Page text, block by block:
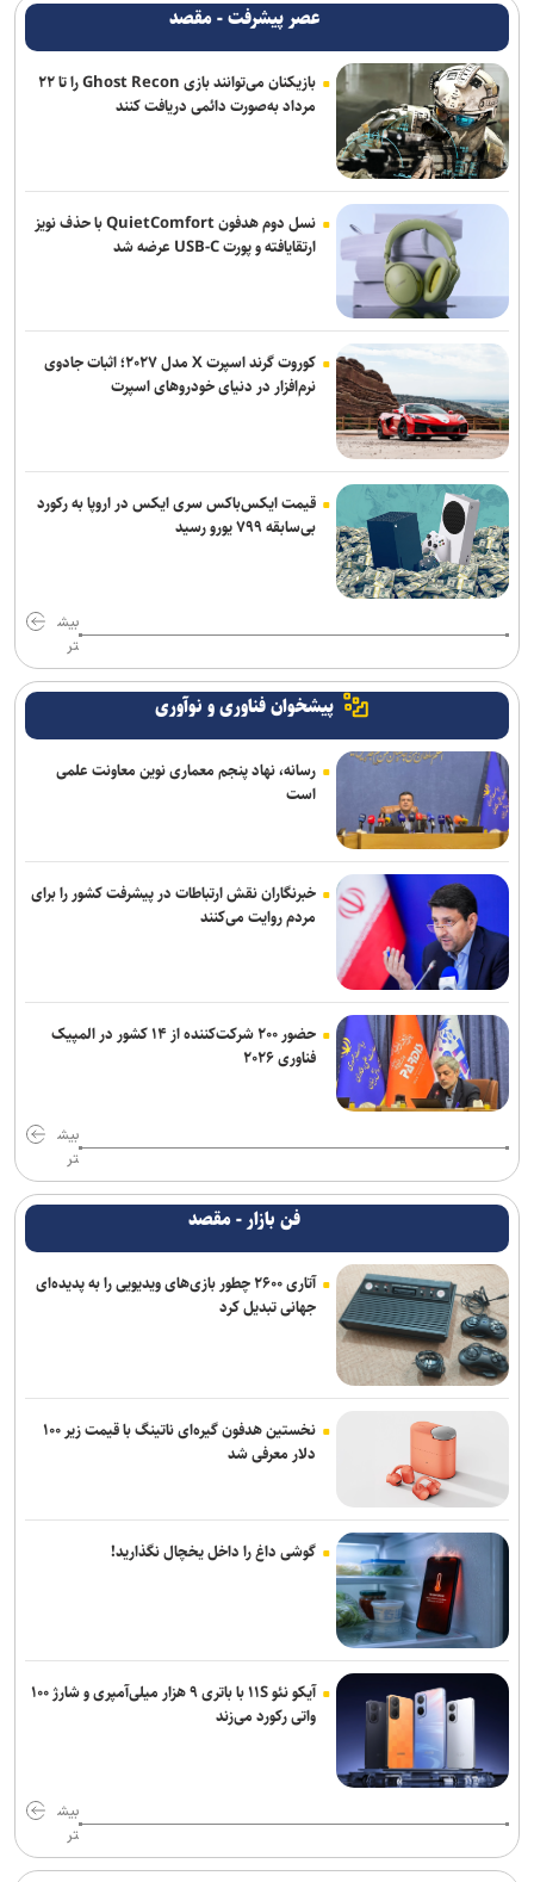
پیام رئیس سازمان سنجش آموزش كشور به مناسبت روز خبرنگار
جهاد علمی باید به مأموریت اصلی جامعه دانشگاهی برای تحقق «ایران
قوی» تبدیل شود
آغاز ثبت‌نام دهمین دوره طرح شهید احمدی‌روشن ویژه استادان متقاضی
راهبری هسته‌های مسئله‌محور
وزیر علوم: خبرنگاران در طول جنگ فقط روایتگر خسارت‌ها نبودند
پیدا شدن شواهد علمی از بمباران لامرد با فسفر/ نتایج در نشریات
بین‌المللی منتشر می‌شود
شرایط ورود به جشنواره رازی؛ اچ‌ایندکس ۲۰ برای محققان برجسته
خبرنگاران در خط مقدم روایت حقیقت و صیانت از هویت و عزت ملی قرار
دارند
عصر پیشرفت - مقصد
بازیکنان می‌توانند بازی Ghost Recon را تا ۲۲
مرداد به‌صورت دائمی دریافت کنند
نسل دوم هدفون QuietComfort با حذف نویز
ارتقایافته و پورت USB-C عرضه شد
کوروت گرند اسپرت X مدل ۲۰۲۷؛ اثبات جادوی
نرم‌افزار در دنیای خودروهای اسپرت
قیمت ایکس‌باکس سری ایکس در اروپا به رکورد
بی‌سابقه ۷۹۹ یورو رسید
بیش
تر
پیشخوان فناوری و نوآوری
رسانه، نهاد پنجم معماری نوین معاونت علمی
است
خبرنگاران نقش ارتباطات در پیشرفت کشور را برای
مردم روایت می‌کنند
حضور ۲۰۰ شرکت‌کننده از ۱۴ کشور در المپیک
فناوری ۲۰۲۶
بیش
تر
فن بازار - مقصد
آتاری ۲۶۰۰ چطور بازی‌های ویدیویی را به پدیده‌ای
جهانی تبدیل کرد
نخستین هدفون گیره‌ای ناتینگ با قیمت زیر ۱۰۰
دلار معرفی شد
گوشی داغ را داخل یخچال نگذارید!
آیکو نئو ۱۱S با باتری ۹ هزار میلی‌آمپری و شارژ ۱۰۰
واتی رکورد می‌زند
بیش
تر